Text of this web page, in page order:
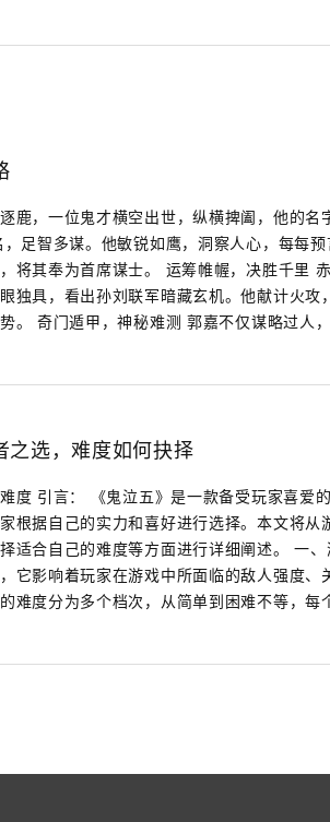
鹿，一位鬼才横空出世，纵横捭阖，他的
足智多谋。他敏锐如鹰，洞察人心，每每
将其奉为首席谋士。 运筹帷幄，决胜千里
独具，看出孙刘联军暗藏玄机。他献计火攻
。 奇门遁甲，神秘难测 郭嘉不仅谋略过人
之选，难度如何抉择
度 引言： 《鬼泣五》是一款备受玩家喜爱
根据自己的实力和喜好进行选择。本文将从
适合自己的难度等方面进行详细阐述。 一
它影响着玩家在游戏中所面临的敌人强度、
难度分为多个档次，从简单到困难不等，每